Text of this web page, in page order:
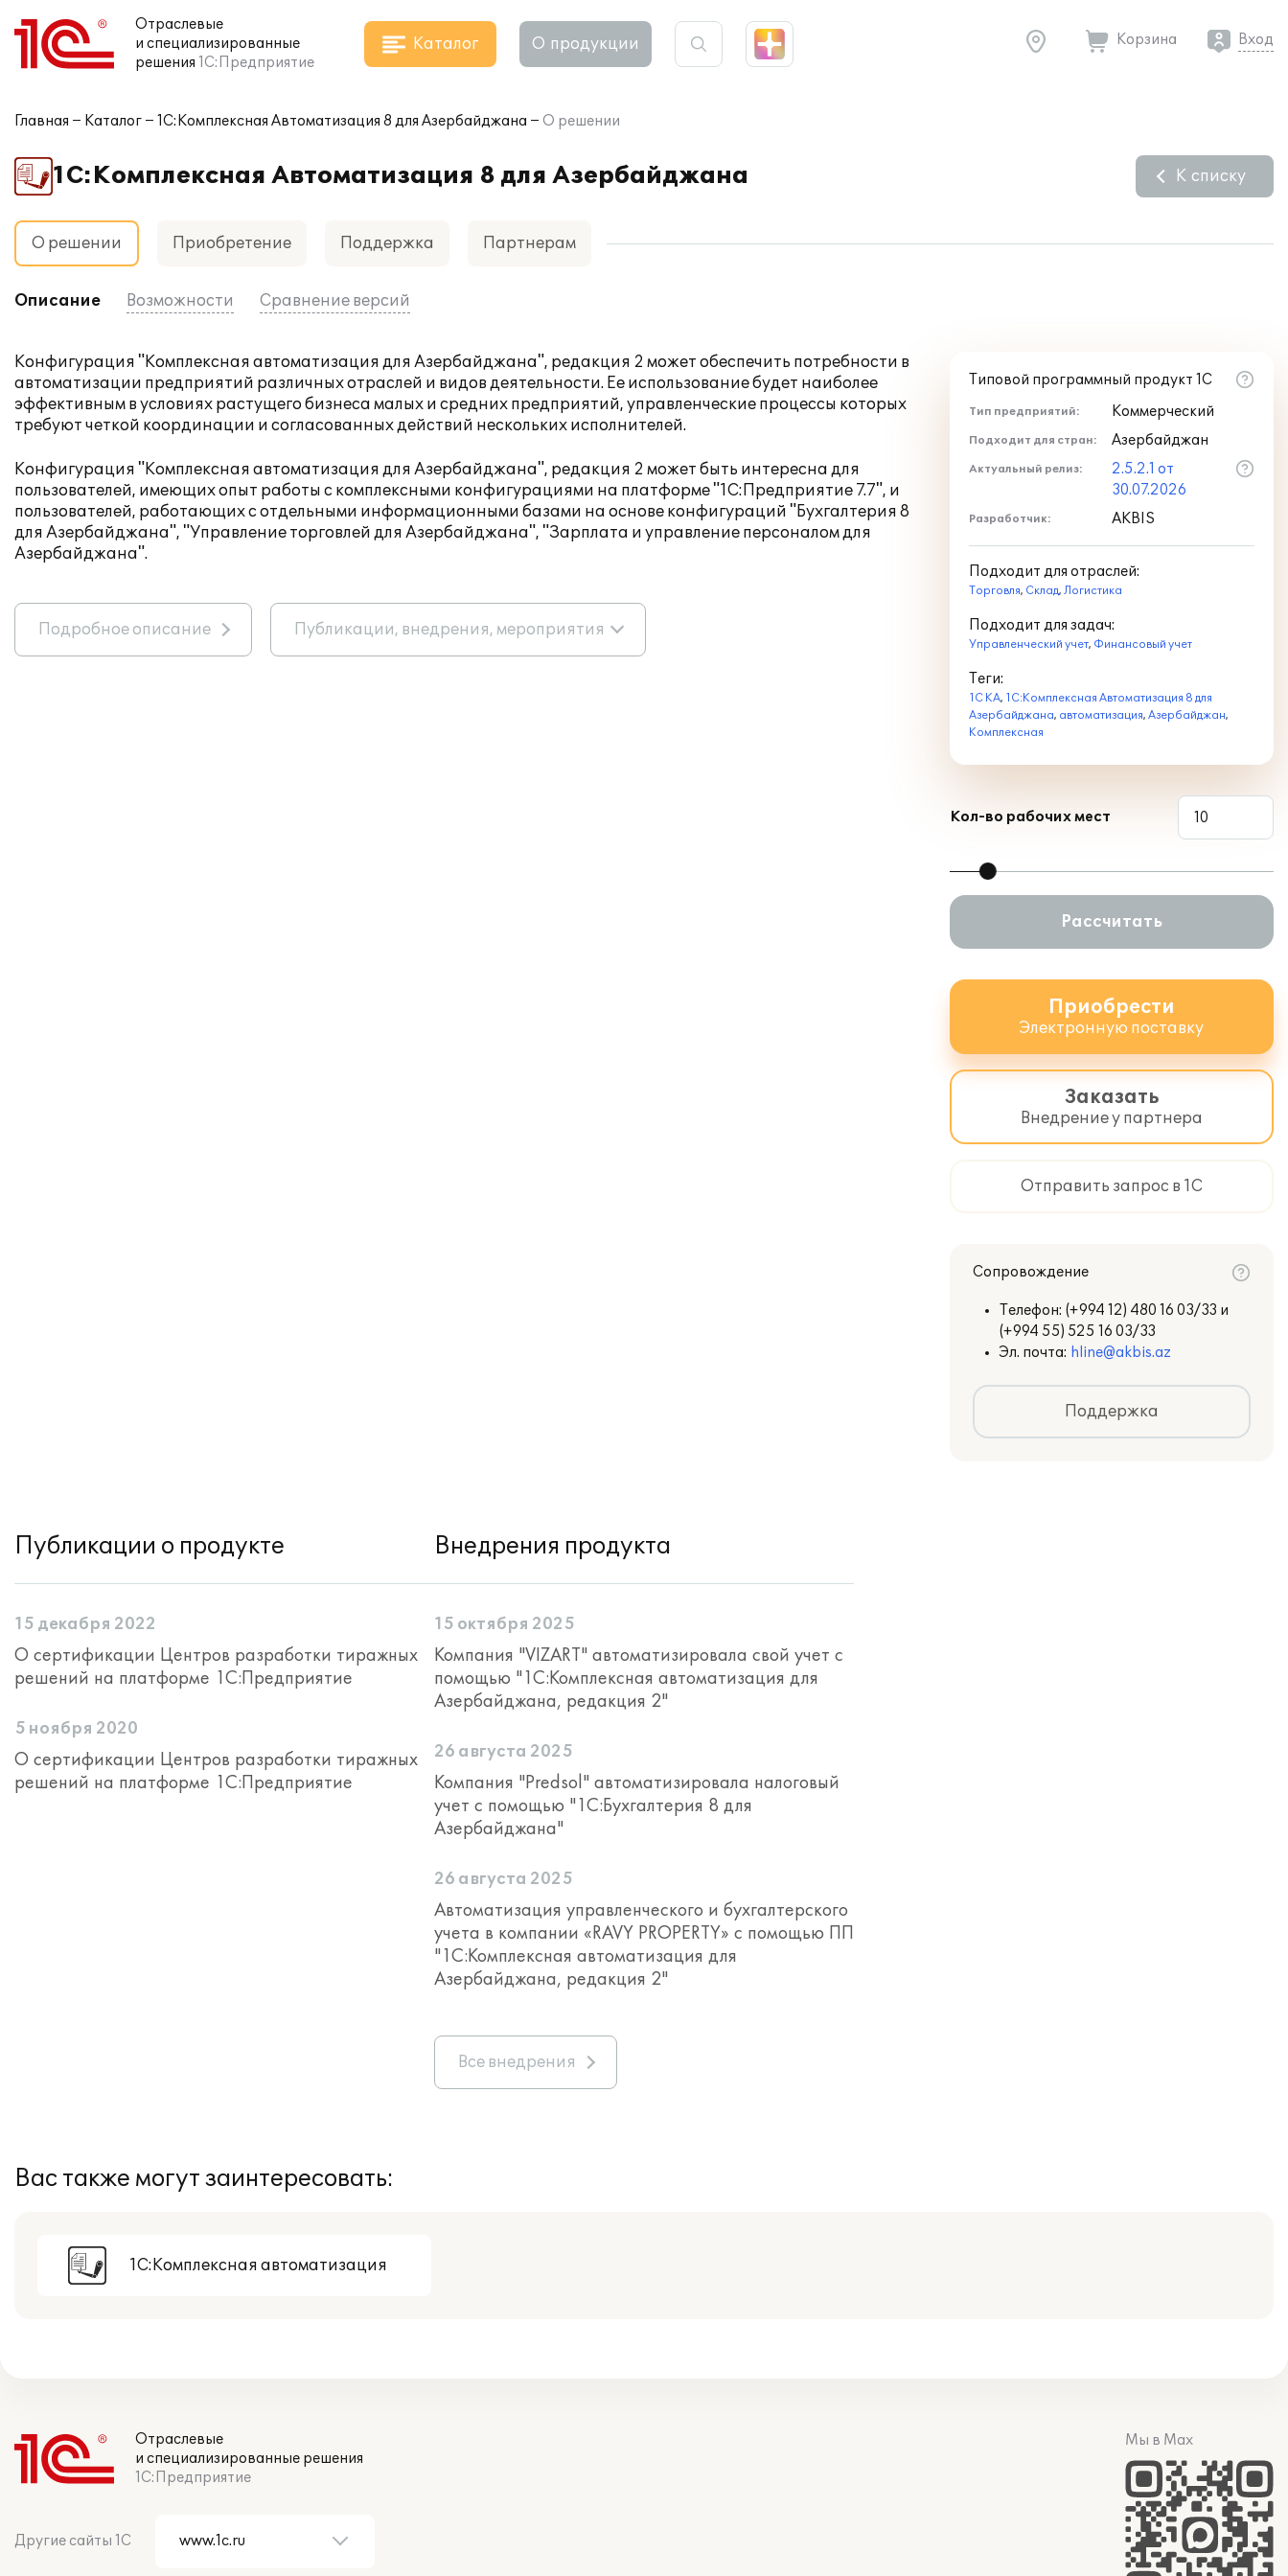
Отраслевые
и специализированные
решения 1С:Предприятие
Каталог О продукции Корзина Вход
Главная Каталог 1С:Комплексная Автоматизация 8 для Азербайджана О решении
1С:Комплексная Автоматизация 8 для Азербайджана К списку
О решении Приобретение Поддержка Партнерам
Описание Возможности Сравнение версий
Конфигурация "Комплексная автоматизация для Азербайджана", редакция 2 может обеспечить потребности в
автоматизации предприятий различных отраслей и видов деятельности. Ее использование будет наиболее
эффективным в условиях растущего бизнеса малых и средних предприятий, управленческие процессы которых
требуют четкой координации и согласованных действий нескольких исполнителей.
Конфигурация "Комплексная автоматизация для Азербайджана", редакция 2 может быть интересна для
пользователей, имеющих опыт работы с комплексными конфигурациями на платформе "1С:Предприятие 7.7", и
пользователей, работающих с отдельными информационными базами на основе конфигураций "Бухгалтерия 8
для Азербайджана", "Управление торговлей для Азербайджана", "Зарплата и управление персоналом для
Азербайджана".
Подробное описание Публикации, внедрения, мероприятия
Типовой программный продукт 1С
Тип предприятий: Коммерческий
Подходит для стран: Азербайджан
Актуальный релиз:
2.5.2.1 от
30.07.2026
Разработчик: AKBIS
Подходит для отраслей:
Торговля, Склад, Логистика
Подходит для задач:
Управленческий учет, Финансовый учет
Теги:
1С КА, 1С:Комплексная Автоматизация 8 для
Азербайджана, автоматизация, Азербайджан,
Комплексная
Кол-во рабочих мест
Рассчитать
Приобрести
Электронную поставку
Заказать
Внедрение у партнера
Отправить запрос в 1С
Сопровождение
Телефон: (+994 12) 480 16 03/33 и
(+994 55) 525 16 03/33
Эл. почта: hline@akbis.az
Поддержка
Публикации о продукте
15 декабря 2022
О сертификации Центров разработки тиражных
решений на платформе 1С:Предприятие
5 ноября 2020
О сертификации Центров разработки тиражных
решений на платформе 1С:Предприятие
Внедрения продукта
15 октября 2025
Компания "VIZART" автоматизировала свой учет с
помощью "1С:Комплексная автоматизация для
Азербайджана, редакция 2"
26 августа 2025
Компания "Predsol" автоматизировала налоговый
учет с помощью "1С:Бухгалтерия 8 для
Азербайджана"
26 августа 2025
Автоматизация управленческого и бухгалтерского
учета в компании «RAVY PROPERTY» c помощью ПП
"1С:Комплексная автоматизация для
Азербайджана, редакция 2"
Все внедрения
Вас также могут заинтересовать:
1С:Комплексная автоматизация
Отраслевые
и специализированные решения
1С:Предприятие
Другие сайты 1С
Мы в Max